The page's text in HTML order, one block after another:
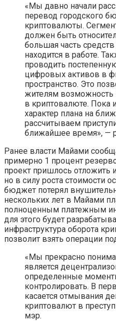
«Мы давно начали
перевод городского
криптовалюты.
должен быть
большая часть средств
находится в работе.
проводить
цифровых активов в
пространство. Это
жителям возможность
в криптовалюте. Пока
характер плана на
рассчитываем
ближайшее время», —
Ранее власти Майами
примерно 1 процент
проект пришлось отложить
но в силу роста стоимости
бюджет потерял
нескольких лет в Майами
полноценным платежным
для этого будет
инфраструктура оборота
позволит взять операции
«Мы прекрасно
является
определенные
контролировать. В
касается отмывания
криптовалют в
мэр.